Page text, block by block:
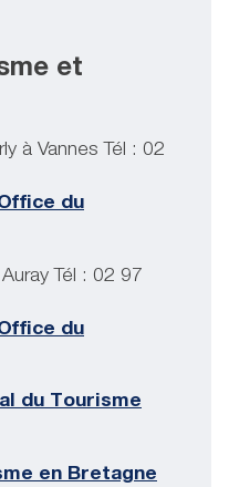
et
à Vannes Tél : 02
du
Tél : 02 97
du
du Tourisme
en Bretagne